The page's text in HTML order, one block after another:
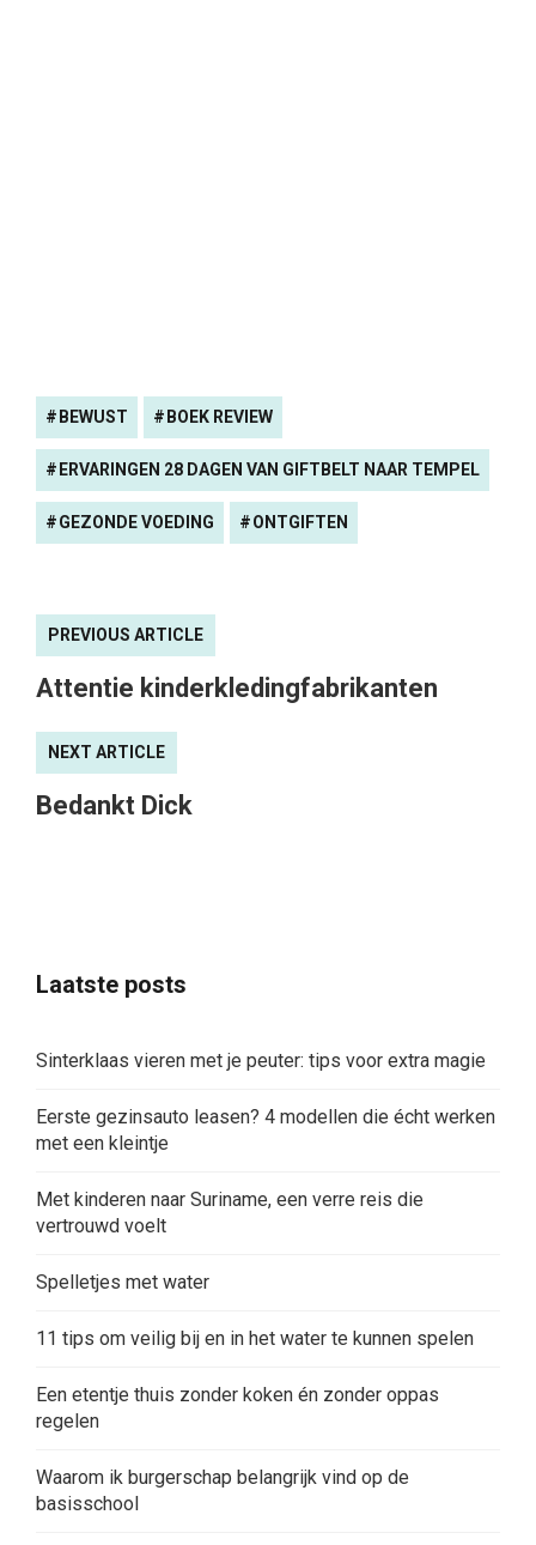
BEWUST BOEK REVIEW
ERVARINGEN 28 DAGEN VAN GIFTBELT NAAR TEMPEL
GEZONDE VOEDING ONTGIFTEN
PREVIOUS ARTICLE
Attentie kinderkledingfabrikanten
NEXT ARTICLE
Bedankt Dick
Laatste posts
Sinterklaas vieren met je peuter: tips voor extra magie
Eerste gezinsauto leasen? 4 modellen die écht werken
met een kleintje
Met kinderen naar Suriname, een verre reis die
vertrouwd voelt
Spelletjes met water
11 tips om veilig bij en in het water te kunnen spelen
Een etentje thuis zonder koken én zonder oppas
regelen
Waarom ik burgerschap belangrijk vind op de
basisschool